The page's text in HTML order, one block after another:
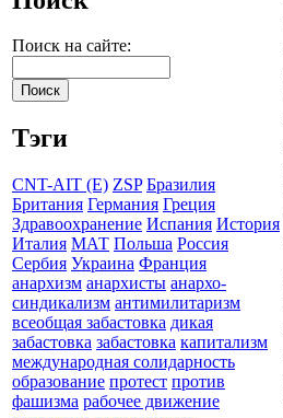
Поиск на сайте:
Тэги
CNT-AIT (E) ZSP Бразилия
Британия Германия Греция
Здравоохранение Испания История
Италия МАТ Польша Россия
Сербия Украина Франция
анархизм анархисты анархо-
синдикализм антимилитаризм
всеобщая забастовка дикая
забастовка забастовка капитализм
международная солидарность
образование протест против
фашизма рабочее движение